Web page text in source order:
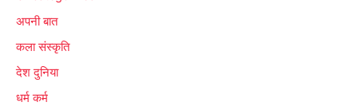
अपनी बात
कला संस्कृति
देश दुनिया
धर्म कर्म